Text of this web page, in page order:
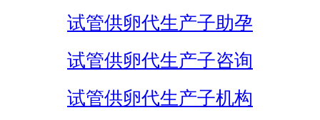
试管供卵代生产子助孕
试管供卵代生产子咨询
试管供卵代生产子机构